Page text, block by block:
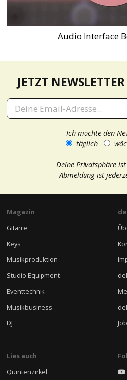
Audio Interface
JETZT
Ich möchte den
täglich
Deine Privatsphäre
Abmeldung ist
Magazin
Gitarre
Keys
Musikproduktion
Studio Equipment
Eventtechnik
Musikbusiness
DJ
Lies auch
Quintenzirkel